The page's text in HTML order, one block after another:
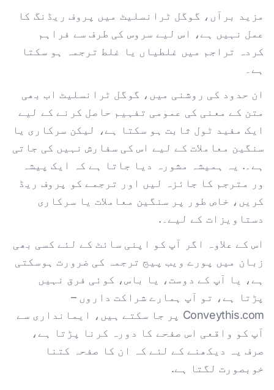
مزید برآں، گوگل ٹرانسلیٹ میں پروف ریڈنگ کا
عمل نہیں ہے، اس لیے سروس کی طرف سے فراہم
کردہ تراجم میں غلطیاں یا غلط ترجمہ ہو سکتا
ہے۔
ان حدود کی روشنی میں، گوگل ٹرانسلیٹ اب بھی
متن کے معنی کی عمومی تفہیم حاصل کرنے کے لیے
ایک مفید ٹول ثابت ہو سکتا ہے، لیکن سرکاری یا
سنگین معاملات کے لیے اس کی سفارش نہیں کی جاتی
ہے۔. یہ ہمیشہ مشورہ دیا جاتا ہے کہ ایک پیشہ
ور مترجم کا جائزہ لیں اور ترجمے کو پروف ریڈ
کریں، خاص طور پر سنگین معاملات یا سرکاری
دستاویزات کے لیے۔.
اس کے علاوہ اگر آپ کو اپنی سائٹ کے لئے کسی بھی
زبان میں پورے ویب پیج ترجمہ کی ضرورت ہوسکتی
ہے، یا آپ کے دوست، یا باس، کوئی فرق نہیں
پڑتا ہے، تو آپ ہمارے شراکت داروں –
Conveythis.com پر جا سکتے ہیں، ایمانداری سے
آپ کو واقعی اس صفحے کا دورہ کرنا پڑتا ہے،
صرف یہ دیکھنے کے لئے کہ ان کا صفحہ کتنا
خوبصورت لگتا ہے.